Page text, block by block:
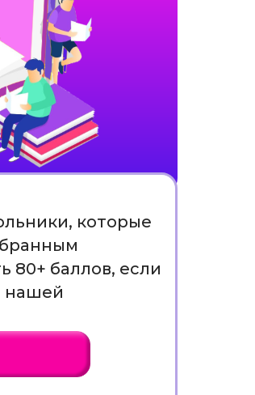
которые
80+ баллов, если
нашей